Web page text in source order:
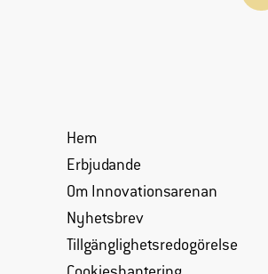
Hem
Erbjudande
Om Innovationsarenan
Nyhetsbrev
Tillgänglighetsredogörelse